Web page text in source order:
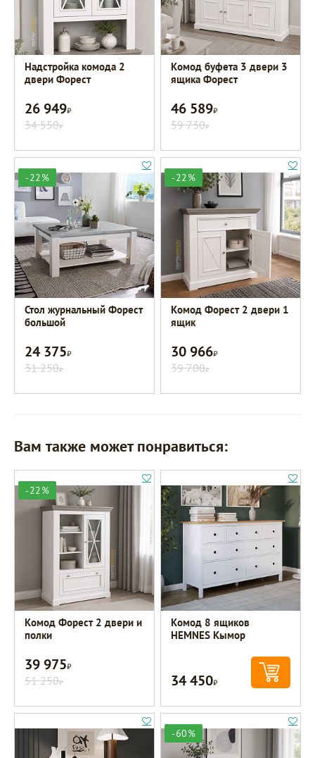
Надстройка комода 2
двери Форест
26 949Р
34 550Р
Комод буфета 3 двери 3
ящика Форест
46 589Р
59 730Р
-22%
Стол журнальный Форест
большой
24 375Р
31 250Р
-22%
Комод Форест 2 двери 1
ящик
30 966Р
39 700Р
Вам также может понравиться:
-22%
Комод Форест 2 двери и
полки
39 975Р
51 250Р
Комод 8 ящиков
HEMNES Кымор
34 450Р
-60%